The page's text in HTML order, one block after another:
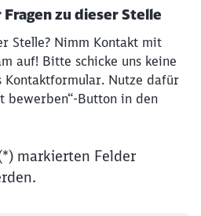
zu dieser Stelle
Stelle? Nimm Kontakt mit
auf! Bitte schicke uns keine
Kontaktformular. Nutze dafür
bewerben“-Button in den
markierten Felder